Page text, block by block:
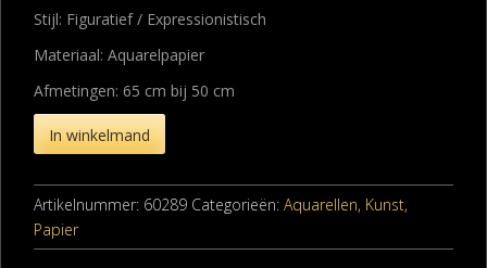
Stijl: Figuratief / Expressionistisch
Materiaal: Aquarelpapier
Afmetingen: 65 cm bij 50 cm
In winkelmand
Artikelnummer: 60289 Categorieën: Aquarellen, Kunst,
Papier